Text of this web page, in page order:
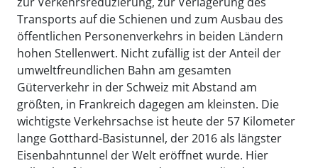
Transports auf die Schienen und zum Ausbau des
öffentlichen Personenverkehrs in beiden Ländern
hohen Stellenwert. Nicht zufällig ist der Anteil der
umweltfreundlichen Bahn am gesamten
Güterverkehr in der Schweiz mit Abstand am
größten, in Frankreich dagegen am kleinsten. Die
wichtigste Verkehrsachse ist heute der 57 Kilometer
lange Gotthard-Basistunnel, der 2016 als längster
Eisenbahntunnel der Welt eröffnet wurde. Hier